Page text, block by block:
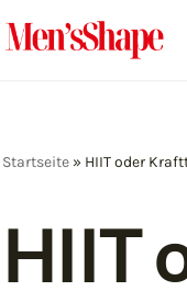
Startseite » HIIT oder
HIIT